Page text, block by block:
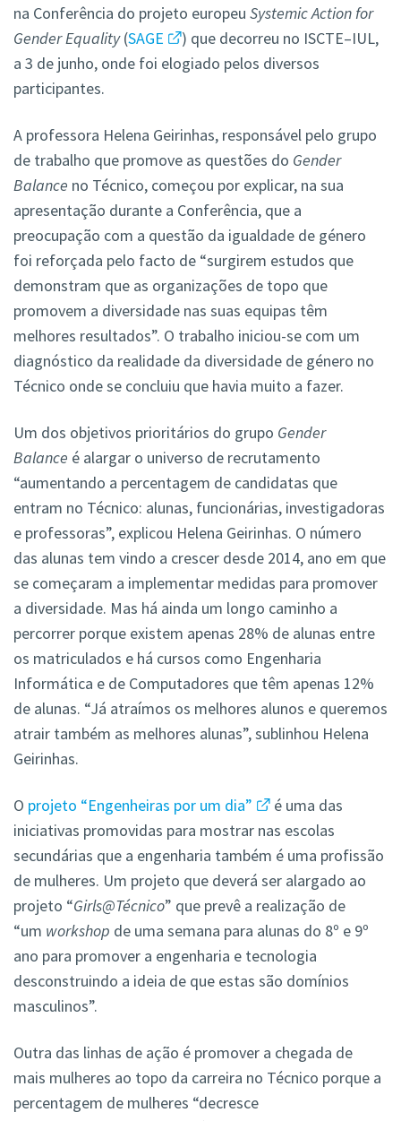
na Conferência do projeto europeu Systemic Action for
Gender Equality (SAGE
) que decorreu no ISCTE–IUL,
a 3 de junho, onde foi elogiado pelos diversos
participantes.
A professora Helena Geirinhas, responsável pelo grupo
de trabalho que promove as questões do Gender
Balance no Técnico, começou por explicar, na sua
apresentação durante a Conferência, que a
preocupação com a questão da igualdade de género
foi reforçada pelo facto de “surgirem estudos que
demonstram que as organizações de topo que
promovem a diversidade nas suas equipas têm
melhores resultados”. O trabalho iniciou-se com um
diagnóstico da realidade da diversidade de género no
Técnico onde se concluiu que havia muito a fazer.
Um dos objetivos prioritários do grupo Gender
Balance é alargar o universo de recrutamento
“aumentando a percentagem de candidatas que
entram no Técnico: alunas, funcionárias, investigadoras
e professoras”, explicou Helena Geirinhas. O número
das alunas tem vindo a crescer desde 2014, ano em que
se começaram a implementar medidas para promover
a diversidade. Mas há ainda um longo caminho a
percorrer porque existem apenas 28% de alunas entre
os matriculados e há cursos como Engenharia
Informática e de Computadores que têm apenas 12%
de alunas. “Já atraímos os melhores alunos e queremos
atrair também as melhores alunas”, sublinhou Helena
Geirinhas.
O projeto “Engenheiras por um dia”
é uma das
iniciativas promovidas para mostrar nas escolas
secundárias que a engenharia também é uma profissão
de mulheres. Um projeto que deverá ser alargado ao
projeto “Girls@Técnico” que prevê a realização de
“um workshop de uma semana para alunas do 8º e 9º
ano para promover a engenharia e tecnologia
desconstruindo a ideia de que estas são domínios
masculinos”.
Outra das linhas de ação é promover a chegada de
mais mulheres ao topo da carreira no Técnico porque a
percentagem de mulheres “decresce